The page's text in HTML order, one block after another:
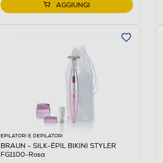
AGGIUNGI
EPILATORI E DEPILATORI
BRAUN - SILK-ÉPIL BIKINI STYLER
FG1100-Rosa